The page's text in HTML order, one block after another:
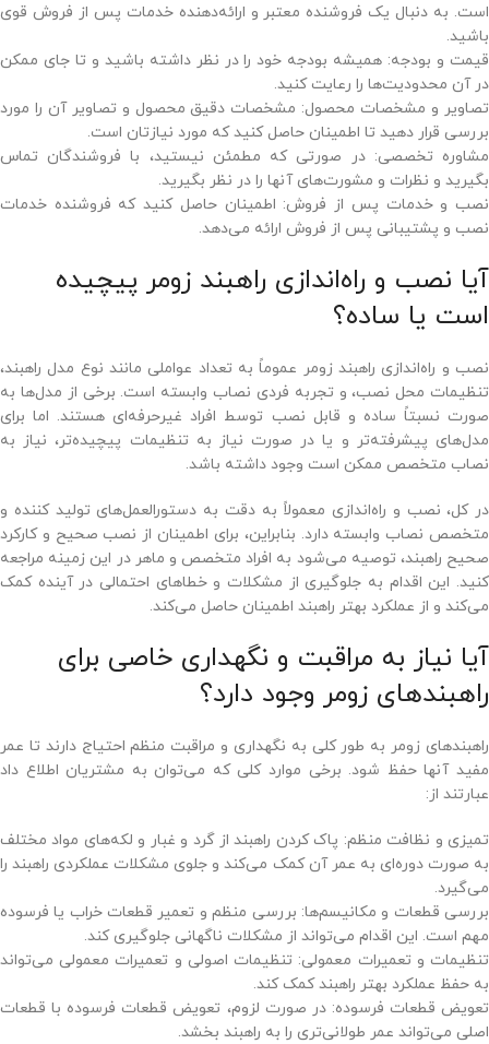
است. به دنبال یک فروشنده معتبر و ارائه‌دهنده خدمات پس از فروش قوی
باشید.
قیمت و بودجه: همیشه بودجه خود را در نظر داشته باشید و تا جای ممکن
در آن محدودیت‌ها را رعایت کنید.
تصاویر و مشخصات محصول: مشخصات دقیق محصول و تصاویر آن را مورد
بررسی قرار دهید تا اطمینان حاصل کنید که مورد نیازتان است.
مشاوره تخصصی: در صورتی که مطمئن نیستید، با فروشندگان تماس
بگیرید و نظرات و مشورت‌های آنها را در نظر بگیرید.
نصب و خدمات پس از فروش: اطمینان حاصل کنید که فروشنده خدمات
نصب و پشتیبانی پس از فروش ارائه می‌دهد.
آیا نصب و راه‌اندازی راهبند زومر پیچیده
است یا ساده؟
نصب و راه‌اندازی راهبند زومر عموماً به تعداد عواملی مانند نوع مدل راهبند،
تنظیمات محل نصب، و تجربه فردی نصاب وابسته است. برخی از مدل‌ها به
صورت نسبتاً ساده و قابل نصب توسط افراد غیرحرفه‌ای هستند. اما برای
مدل‌های پیشرفته‌تر و یا در صورت نیاز به تنظیمات پیچیده‌تر، نیاز به
نصاب متخصص ممکن است وجود داشته باشد.
در کل، نصب و راه‌اندازی معمولاً به دقت به دستورالعمل‌های تولید کننده و
متخصص نصاب وابسته دارد. بنابراین، برای اطمینان از نصب صحیح و کارکرد
صحیح راهبند، توصیه می‌شود به افراد متخصص و ماهر در این زمینه مراجعه
کنید. این اقدام به جلوگیری از مشکلات و خطاهای احتمالی در آینده کمک
می‌کند و از عملکرد بهتر راهبند اطمینان حاصل می‌کند.
آیا نیاز به مراقبت و نگهداری خاصی برای
راهبندهای زومر وجود دارد؟
راهبندهای زومر به طور کلی به نگهداری و مراقبت منظم احتیاج دارند تا عمر
مفید آنها حفظ شود. برخی موارد کلی که می‌توان به مشتریان اطلاع داد
عبارتند از:
تمیزی و نظافت منظم: پاک کردن راهبند از گرد و غبار و لکه‌های مواد مختلف
به صورت دوره‌ای به عمر آن کمک می‌کند و جلوی مشکلات عملکردی راهبند را
می‌گیرد.
بررسی قطعات و مکانیسم‌ها: بررسی منظم و تعمیر قطعات خراب یا فرسوده
مهم است. این اقدام می‌تواند از مشکلات ناگهانی جلوگیری کند.
تنظیمات و تعمیرات معمولی: تنظیمات اصولی و تعمیرات معمولی می‌تواند
به حفظ عملکرد بهتر راهبند کمک کند.
تعویض قطعات فرسوده: در صورت لزوم، تعویض قطعات فرسوده با قطعات
اصلی می‌تواند عمر طولانی‌تری را به راهبند بخشد.